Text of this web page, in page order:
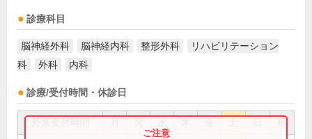
診療科目
脳神経外科 脳神経内科 整形外科
リハビリテーション
科
外科 内科
診療/受付時間・休診日